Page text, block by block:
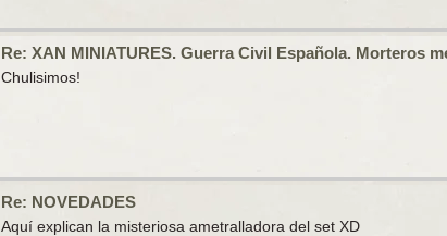
Re: XAN MINIATURES. Guerra Civil Española. Morteros
Chulisimos!
Re: NOVEDADES
Aquí explican la misteriosa ametralladora del set XD